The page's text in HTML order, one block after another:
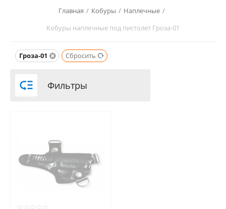
Главная / Кобуры / Наплечные /
Кобуры наплечные под пистолет Гроза-01
Гроза-01 Сбросить
 Фильтры